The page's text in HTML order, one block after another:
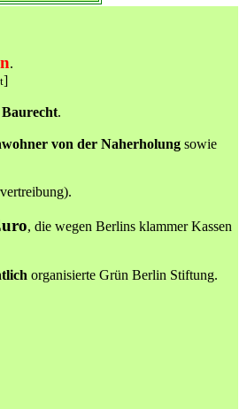
.
]
Baurecht.
von der Naherholungsowie
, die wegen Berlins klammer Kassen
organisierte Grün Berlin Stiftung.